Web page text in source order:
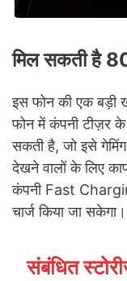
मिल सकती है
इस फोन की एक बड़ी
फोन में कंपनी टीज़र
सकती है, जो इसे
देखने वालों के लिए
कंपनी Fast
चार्ज किया जा सकेगा।
संबंधित